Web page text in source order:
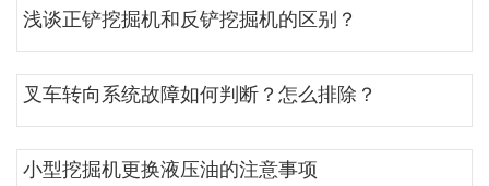
浅谈正铲挖掘机和反铲挖掘机的区别？
叉车转向系统故障如何判断？怎么排除？
小型挖掘机更换液压油的注意事项